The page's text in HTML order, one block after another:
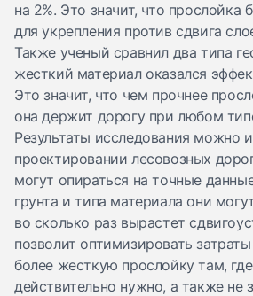
на 2%. Это значит, что прослойка
для укрепления против сдвига
Также ученый сравнил два типа
жесткий материал оказался
Это значит, что чем прочнее
она держит дорогу при любом
Результаты исследования можно
проектировании лесовозных
могут опираться на точные
грунта и типа материала они
во сколько раз вырастет
позволит оптимизировать
более жесткую прослойку там,
действительно нужно, а также не